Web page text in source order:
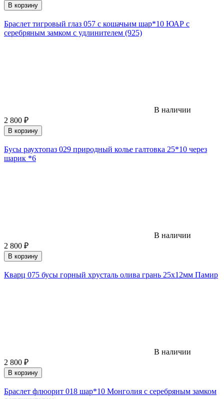
В корзину
Браслет тигровый глаз 057 с кошачьим шар*10 ЮАР с
серебряным замком с удлинителем (925)
В наличии
2 800 ₽
В корзину
Бусы раухтопаз 029 природный колье галтовка 25*10 через
шарик *6
В наличии
2 800 ₽
В корзину
Кварц 075 бусы горный хрусталь олива грань 25х12мм Памир
В наличии
2 800 ₽
В корзину
Браслет флюорит 018 шар*10 Монголия с серебряным замком